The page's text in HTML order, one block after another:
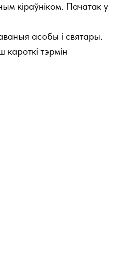
кіраўніком. Пачатак у
асобы і святары.
тэрмін